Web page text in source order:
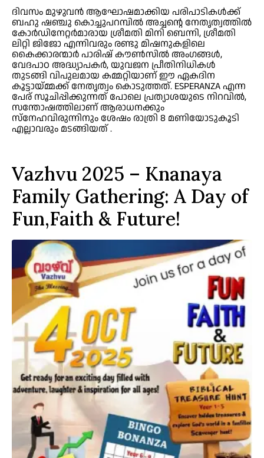
ദിവസം മുഴുവൻ ആഘോഷമാക്കിയ പരിപാടികൾക്ക്
ബഹു ഷഞ്ചു കൊച്ചുപറമ്പിൽ അച്ചന്റെ നേതൃത്വത്തിൽ
കോർഡിനേറ്റർമാരായ ശ്രീമതി മിനി ബെന്നി, ശ്രീമതി
ലിറ്റി ജിജോ എന്നിവരും രണ്ടു മിഷനുകളിലെ
കൈക്കാരന്മാർ പാരിഷ് കൗൺസിൽ അംഗങ്ങൾ,
വേദപാഠ അദ്ധ്യാപകർ, യുവജന പ്രീതിനിധികൾ
തുടങ്ങി വിപുലമായ കമ്മറ്റിയാണ് ഈ ഏകദിന
കൂട്ടായ്മ്മക്ക് നേതൃത്വം കൊടുത്തത്. ESPERANZA എന്ന
പേര് സൂചിപ്പിക്കുന്നത് പോലെ പ്രത്യാശയുടെ നിറവിൽ,
സന്തോഷത്തിലാണ് ആരാധനക്കും
സ്നേഹവിരുന്നിനും ശേഷം രാത്രി 8 മണിയോടുകൂടി
എല്ലാവരും മടങ്ങിയത്‌ .
Vazhvu 2025 – Knanaya
Family Gathering: A Day of
Fun,Faith & Future!